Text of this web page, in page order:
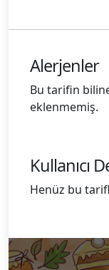
Alerjenler
Bu tarifin
eklenmemiş.
Kullanıcı
Henüz bu